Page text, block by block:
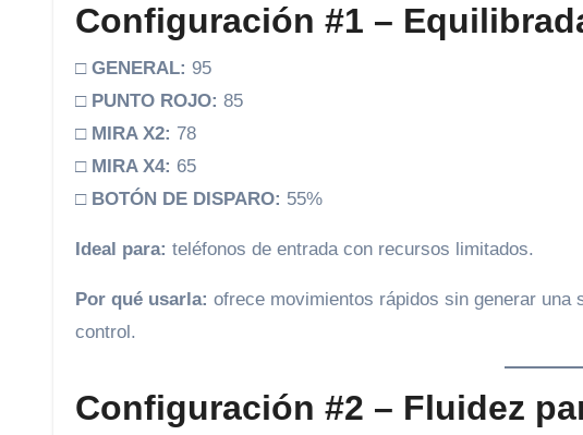
Configuración #1 –
□ GENERAL: 95
□ PUNTO ROJO: 85
□ MIRA X2: 78
□ MIRA X4: 65
□ BOTÓN DE DISPARO: 55%
Ideal para: teléfonos de entrada con recursos limitados.
Por qué usarla: ofrece movimientos rápidos sin generar
control.
Configuración #2 – Fluidez